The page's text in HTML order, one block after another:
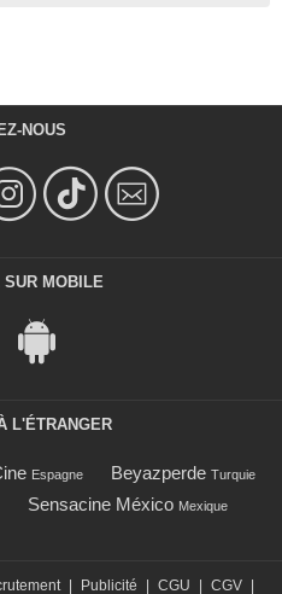
NOUS
MOBILE
L'ÉTRANGER
Espagne Beyazperde Turquie
Sensacine México Mexique
Publicité CGU CGV